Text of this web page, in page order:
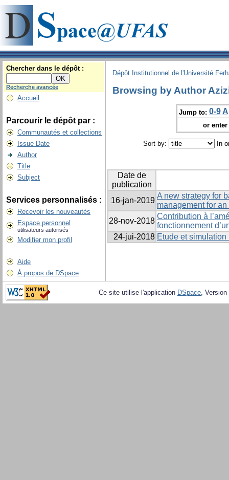
Chercher dans le dépôt :
Recherche avancée
Accueil
Parcourir le dépôt par :
Communautés et collections
Issue Date
Author
Title
Subject
Services personnalisés :
Recevoir les nouveautés
Espace personnel
utilisateurs autorisés
Modifier mon profil
Aide
À propos de DSpace
Dépôt Institutionnel de l'Université
Browsing by Author
Jump to: 0-9 A
or
Sort by: In
Date de
publication
16-jan-2019
A new strategy for
management for
28-nov-2018
Contribution à
fonctionnement
24-jui-2018 Etude et
Ce site utilise l'application DSpace,